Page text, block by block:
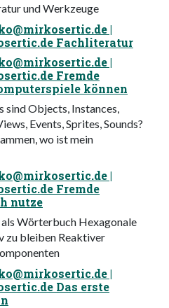
und Werkzeuge
|
Fachliteratur
|
Fremde
können
sind Objects, Instances,
Events, Sprites, Sounds?
wo ist mein
|
Fremde
nutze
Wörterbuch Hexagonale
zu bleiben Reaktiver
|
Das erste